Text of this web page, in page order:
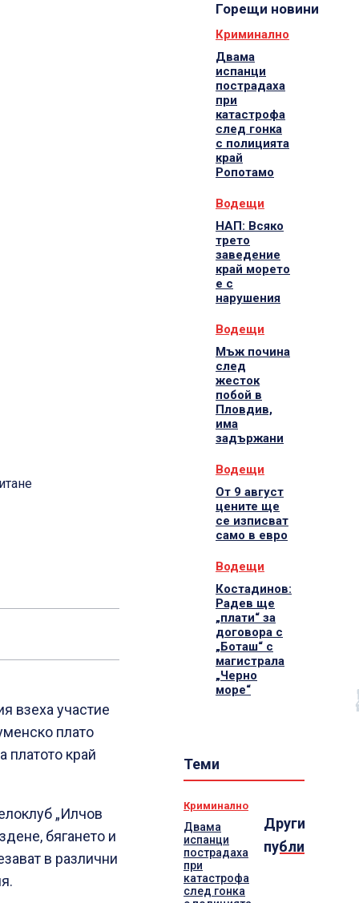
взеха участие
плато
платото край
„Илчов
бягането и
в различни
Горещи новини
Криминално
Двама
испанци
пострадаха
при
катастрофа
след гонка
с полицията
край
Ропотамо
Водещи
НАП: Всяко
трето
заведение
край морето
е с
нарушения
Водещи
Мъж почина
след
жесток
побой в
Пловдив,
има
задържани
Водещи
От 9 август
цените ще
се изписват
само в евро
Водещи
Костадинов:
Радев ще
„плати“ за
договора с
„Боташ“ с
магистрала
„Черно
море“
Теми
Криминално
Двама
испанци
пострадаха
при
катастрофа
след гонка
Други
публикации